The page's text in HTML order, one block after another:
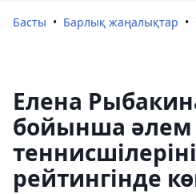
Басты Барлық жаңалықтар
Елена
бойынша әлем
рейтингінде